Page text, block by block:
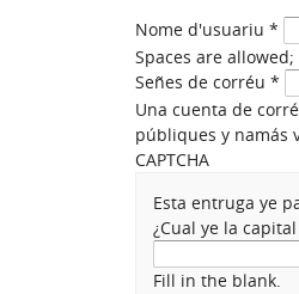
Nome d'usuariu *
Spaces are
Señes de corréu *
Una cuenta de
públiques y namás
CAPTCHA
Esta entruga ye
¿Cual ye la
Fill in the blank.